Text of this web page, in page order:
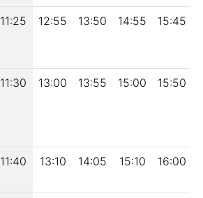
11:25 12:55 13:50 14:55 15:45
11:30 13:00 13:55 15:00 15:50
11:40 13:10 14:05 15:10 16:00